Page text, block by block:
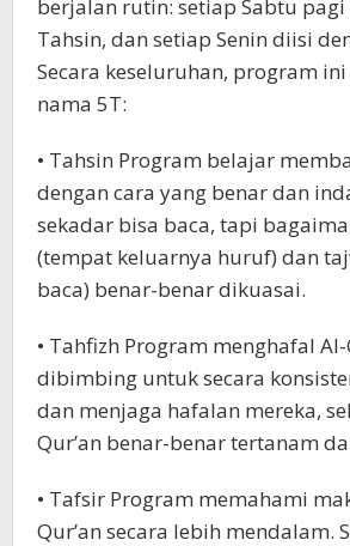
berjalan rutin: setiap Sabtu
Tahsin, dan setiap Senin diisi
Secara keseluruhan, program
nama 5T:
• Tahsin Program belajar
dengan cara yang benar dan
sekadar bisa baca, tapi
(tempat keluarnya huruf) dan
baca) benar-benar dikuasai.
• Tahfizh Program menghafal Al-
dibimbing untuk secara
dan menjaga hafalan mereka,
Qur’an benar-benar tertanam
• Tafsir Program memahami
Qur’an secara lebih mendalam.